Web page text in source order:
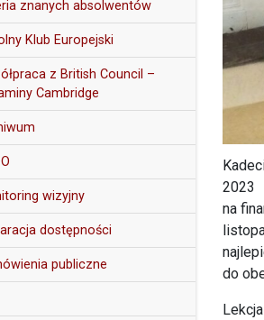
2023
na
do
znanych absolwentów
Klub Europejski
z British Council –
Cambridge
wizyjny
dostępności
publiczne